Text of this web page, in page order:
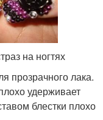
на ногтях
прозрачного лака.
удерживает
блестки плохо